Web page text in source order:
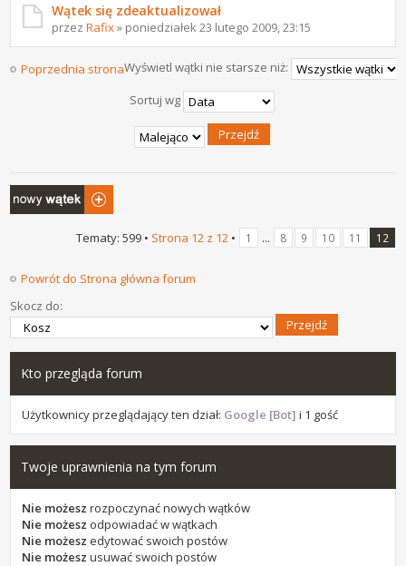
Wątek się zdeaktualizował
przezRafix» poniedziałek 23 lutego 2009, 23:15
Poprzednia stronaWyświetl wątki nie starsze niż:
Sortuj wg
Napisz wątek
Tematy: 599 • Strona 12 z 12 • 1 ... 8 9 10 11 12
Powrót do Strona główna forum
Skocz do:
Kto przegląda forum
Użytkownicy przeglądający ten dział: Google [Bot] i 1 gość
Twoje uprawnienia na tym forum
Nie możesz rozpoczynać nowych wątków
Nie możesz odpowiadać w wątkach
Nie możesz edytować swoich postów
Nie możesz usuwać swoich postów